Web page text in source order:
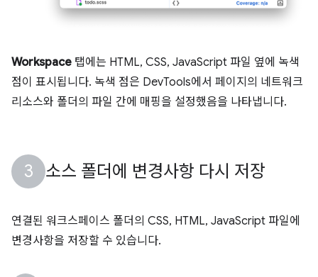
Workspace 탭에는 HTML, CSS, JavaScript 파일 옆에 녹색
점이 표시됩니다. 녹색 점은 DevTools에서 페이지의 네트워크
리소스와 폴더의 파일 간에 매핑을 설정했음을 나타냅니다.
소스 폴더에 변경사항 다시 저장
연결된 워크스페이스 폴더의 CSS, HTML, JavaScript 파일에
변경사항을 저장할 수 있습니다.